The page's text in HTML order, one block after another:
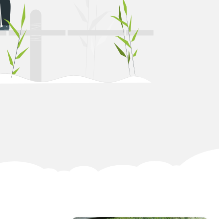
Teichanlage